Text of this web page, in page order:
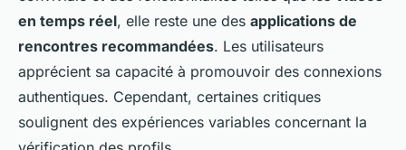
en temps réel, elle reste une des applications de
rencontres recommandées. Les utilisateurs
apprécient sa capacité à promouvoir des connexions
authentiques. Cependant, certaines critiques
soulignent des expériences variables concernant la